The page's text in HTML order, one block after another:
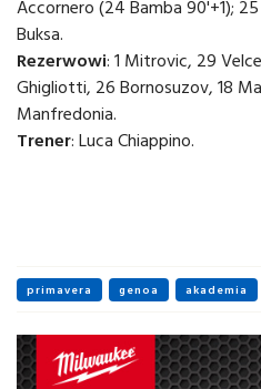
Accornero (24 Bamba 90'+1);
Buksa.
Rezerwowi: 1 Mitrovic, 29
Ghigliotti, 26 Bornosuzov, 18
Manfredonia.
Trener: Luca Chiappino.
primavera genoa akademia